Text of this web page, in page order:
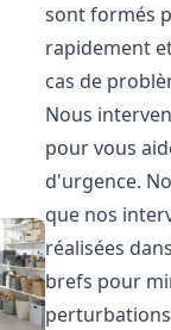
sont formés
rapidement
cas de
Nous
pour vous
d'urgence.
que nos
réalisées
brefs pour